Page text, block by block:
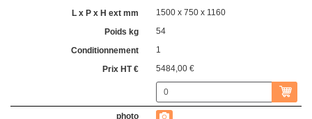
1500 x 750 x 1160
54
1
5484,00 €